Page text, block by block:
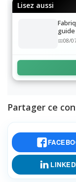
Lisez aussi
08/
Partager ce